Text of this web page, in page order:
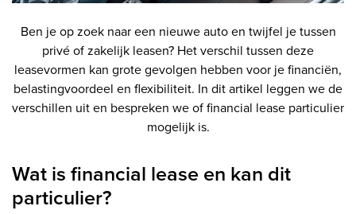
Ben je op zoek naar een nieuwe auto en twijfel je tussen
privé of zakelijk leasen? Het verschil tussen deze
leasevormen kan grote gevolgen hebben voor je financiën,
belastingvoordeel en flexibiliteit. In dit artikel leggen we de
verschillen uit en bespreken we of financial lease particulier
mogelijk is.
Wat is financial lease en kan dit
particulier?